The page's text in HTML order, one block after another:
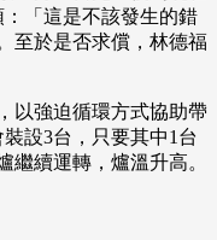
「這是不該發生的錯
至於是否求償，林德福
以強迫循環方式協助帶
設3台，只要其中1台
繼續運轉，爐溫升高。